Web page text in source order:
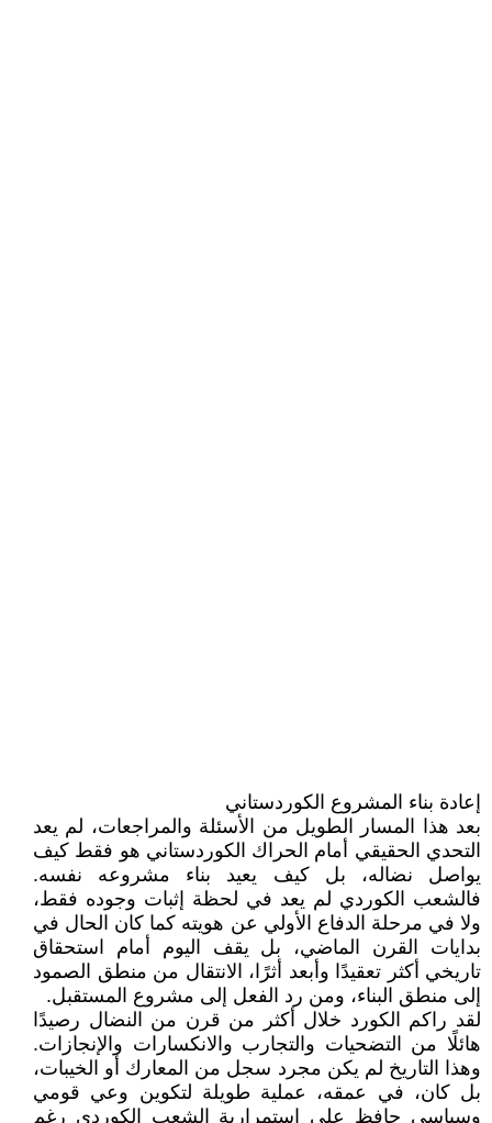
إعادة بناء المشروع الكوردستاني
بعد هذا المسار الطويل من الأسئلة والمراجعات، لم يعد
التحدي الحقيقي أمام الحراك الكوردستاني هو فقط كيف
يواصل نضاله، بل كيف يعيد بناء مشروعه نفسه.
فالشعب الكوردي لم يعد في لحظة إثبات وجوده فقط،
ولا في مرحلة الدفاع الأولي عن هويته كما كان الحال في
بدايات القرن الماضي، بل يقف اليوم أمام استحقاق
تاريخي أكثر تعقيدًا وأبعد أثرًا، الانتقال من منطق الصمود
إلى منطق البناء، ومن رد الفعل إلى مشروع المستقبل.
لقد راكم الكورد خلال أكثر من قرن من النضال رصيدًا
هائلًا من التضحيات والتجارب والانكسارات والإنجازات.
وهذا التاريخ لم يكن مجرد سجل من المعارك أو الخيبات،
بل كان، في عمقه، عملية طويلة لتكوين وعي قومي
وسياسي حافظ على استمرارية الشعب الكوردي رغم